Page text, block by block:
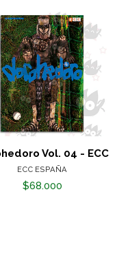
Vol. 04 - ECC
ECC ESPAÑA
$68.000